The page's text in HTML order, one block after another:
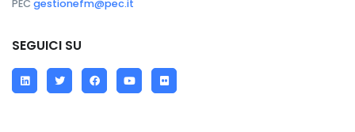
PEC gestionefm@pec.it
SEGUICI SU
LinkedInTwitterFacebookYouTube
Flickr